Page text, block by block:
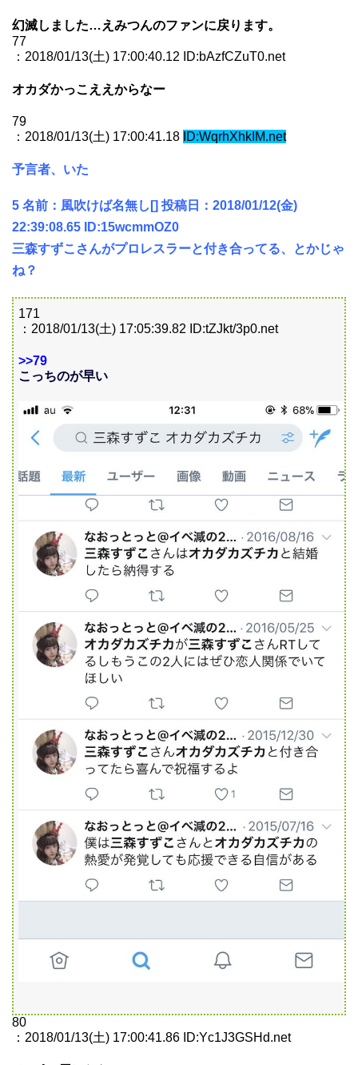
幻滅しました…えみつんのファンに戻ります。
77
：2018/01/13(土) 17:00:40.12 ID:bAzfCZuT0.net
オカダかっこええからなー
79
：2018/01/13(土) 17:00:41.18 ID:WqrhXhkIM.net
予言者、いた
5 名前：風吹けば名無し[] 投稿日：2018/01/12(金)
22:39:08.65 ID:15wcmmOZ0
三森すずこさんがプロレスラーと付き合ってる、とかじゃ
ね？
171
：2018/01/13(土) 17:05:39.82 ID:tZJkt/3p0.net
>>79
こっちのが早い
80
：2018/01/13(土) 17:00:41.86 ID:Yc1J3GSHd.net